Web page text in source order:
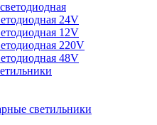
24V
12V
220V
48V
светильники